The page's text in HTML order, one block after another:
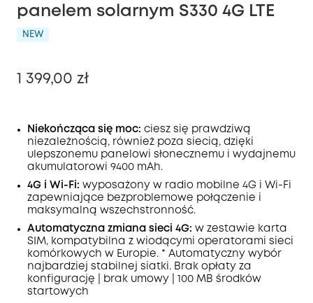
panelem solarnym S330 4G LTE
NEW
1 399,00 zł
Wyłączony
Kod:
KOPIA
Niekończąca się moc: ciesz się prawdziwą
niezależnością, również poza siecią, dzięki
ulepszonemu panelowi słonecznemu i wydajnemu
akumulatorowi 9400 mAh.
4G i Wi-Fi: wyposażony w radio mobilne 4G i Wi-Fi
zapewniające bezproblemowe połączenie i
maksymalną wszechstronność.
Automatyczna zmiana sieci 4G: w zestawie karta
SIM, kompatybilna z wiodącymi operatorami sieci
komórkowych w Europie. * Automatyczny wybór
najbardziej stabilnej siatki. Brak opłaty za
konfigurację | brak umowy | 100 MB środków
startowych